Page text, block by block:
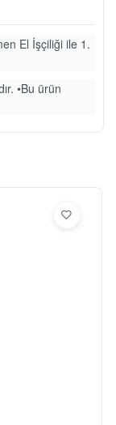
El İşçiliği ile 1.
•Bu ürün